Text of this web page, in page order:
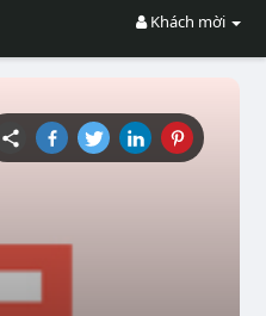
Khách mời